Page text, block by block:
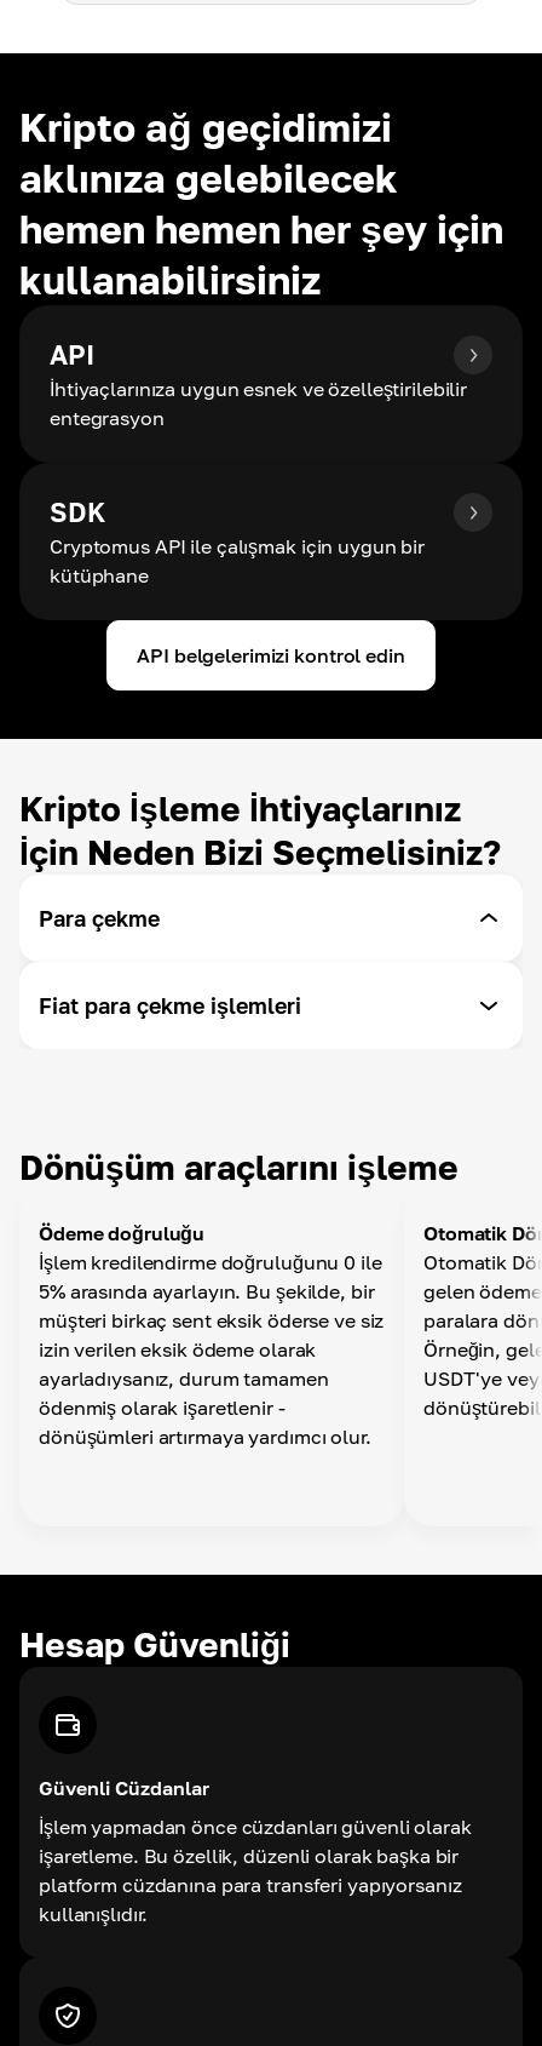
Kripto ağ geçidimizi
aklınıza gelebilecek
hemen hemen her şey için
kullanabilirsiniz
API
İhtiyaçlarınıza uygun esnek ve özelleştirilebilir
entegrasyon
SDK
Cryptomus API ile çalışmak için uygun bir
kütüphane
API belgelerimizi kontrol edin
Kripto İşleme İhtiyaçlarınız
İçin Neden Bizi Seçmelisiniz?
Para çekme
İstediğiniz zaman para çekin - Cryptomus size para
Cüzdanından para çektiğinizde paranızın otomatik
olarak dönüştürülmesini sağlayın
Otomatik Para Çekme
Kişisel hesap ayarlarınızda, bir zaman aralığı, para
birimi ve ağ belirleyerek herhangi bir cüzdana
otomatik para çekme işlemi ayarlayabilirsiniz.
Fiat para çekme işlemleri
Dönüşüm araçlarını işleme
Ödeme doğruluğu
İşlem kredilendirme doğruluğunu 0 ile
5% arasında ayarlayın. Bu şekilde, bir
müşteri birkaç sent eksik öderse ve siz
izin verilen eksik ödeme olarak
ayarladıysanız, durum tamamen
ödenmiş olarak işaretlenir -
dönüşümleri artırmaya yardımcı olur.
Otomatik
Otomatik
gelen
paralara
Örneğin,
USDT'ye
Hesap Güvenliği
Güvenli Cüzdanlar
İşlem yapmadan önce cüzdanları güvenli olarak
işaretleme. Bu özellik, düzenli olarak başka bir
platform cüzdanına para transferi yapıyorsanız
kullanışlıdır.